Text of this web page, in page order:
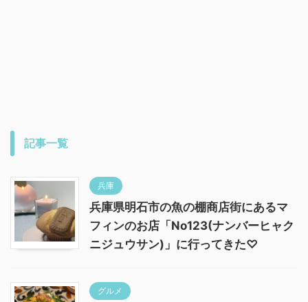
記事一覧
兵庫
兵庫県明石市の魚の棚商店街にあるマ
フィンのお店「No123(ナンバーヒャク
ニジュウサン)」に行ってきた♡
グルメ